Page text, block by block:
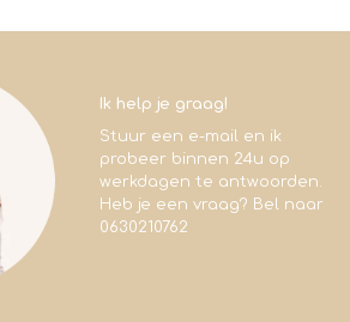
Ik help je graag!
Stuur een e-mail en ik
probeer binnen 24u op
werkdagen te antwoorden.
Heb je een vraag? Bel naar
0630210762